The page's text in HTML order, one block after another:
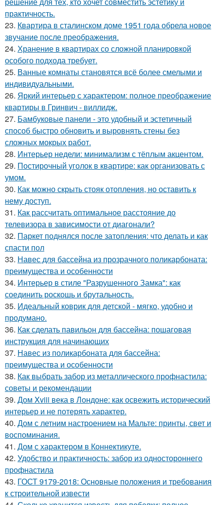
практичность.
23. Квартира в сталинском доме 1951 года обрела новое
звучание после преображения.
24. Хранение в квартирах со сложной планировкой
особого подхода требует.
25. Ванные комнаты становятся всё более смелыми и
индивидуальными.
26. Яркий интерьер с характером: полное преображение
квартиры в Гринвич - виллидж.
27. Бамбуковые панели - это удобный и эстетичный
способ быстро обновить и выровнять стены без
сложных мокрых работ.
28. Интерьер недели: минимализм с тёплым акцентом.
29. Постирочный уголок в квартире: как организовать с
умом.
30. Как можно скрыть стояк отопления, но оставить к
нему доступ.
31. Как рассчитать оптимальное расстояние до
телевизора в зависимости от диагонали?
32. Паркет поднялся после затопления: что делать и как
спасти пол
33. Навес для бассейна из прозрачного поликарбоната:
преимущества и особенности
34. Интерьер в стиле "Разрушенного Замка": как
соединить роскошь и брутальность.
35. Идеальный коврик для детской - мягко, удобно и
продумано.
36. Как сделать павильон для бассейна: пошаговая
инструкция для начинающих
37. Навес из поликарбоната для бассейна:
преимущества и особенности
38. Как выбрать забор из металлического профнастила:
советы и рекомендации
39. Дом Xviii века в Лондоне: как освежить исторический
интерьер и не потерять характер.
40. Дом с летним настроением на Мальте: принты, свет и
воспоминания.
41. Дом с характером в Коннектикуте.
42. Удобство и практичность: забор из одностороннего
профнастила
43. ГОСТ 9179-2018: Основные положения и требования
к строительной извести